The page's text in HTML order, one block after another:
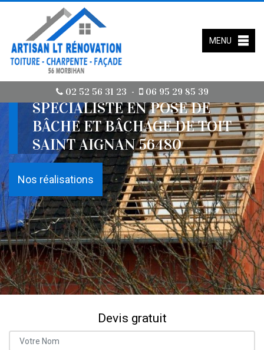
02 52 56 31 23 - 06 95 29 85 39
MENU
SPÉCIALISTE EN POSE DE
BÂCHE ET BÂCHAGE DE TOIT
SAINT AIGNAN 56480
Nos réalisations
Devis gratuit